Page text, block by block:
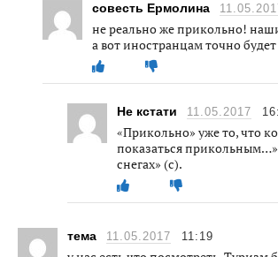
совесть Ермолина
не реально же прикольно!
а вот иностранцам точно будет
Не кстати 11.05.2017
«Прикольно» уже то, что
показаться
снегах» (с).
тема 11.05.2017 11:19